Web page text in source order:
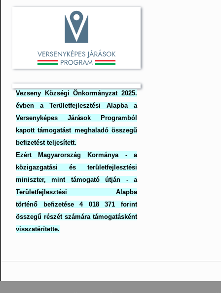
Vezseny Községi Önkormányzat 2025.
évben a Területfejlesztési Alapba a
Versenyképes Járások Programból
kapott támogatást meghaladó összegű
befizetést teljesített.
Ezért Magyarország Kormánya - a
közigazgatási és területfejlesztési
miniszter, mint támogató útján - a
Területfejlesztési Alapba
történő befizetése 4 018 371 forint
összegű részét számára támogatásként
visszatérítette.